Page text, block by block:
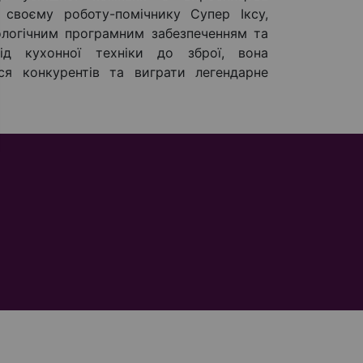
своєму роботу-помічнику Супер Іксу,
програмним забезпеченням та
кухонної техніки до зброї, вона
конкурентів та виграти легендарне